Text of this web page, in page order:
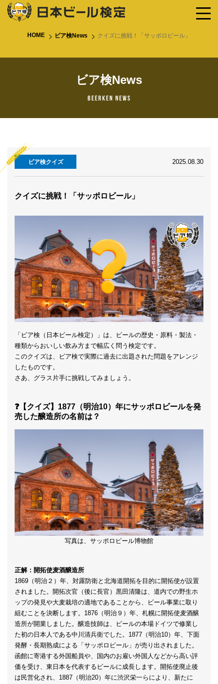
HOME ビア検News クイズに挑戦！「サッポロビール」
ビア検News
Beerken News
ビア検クイズ 2025.08.30
クイズに挑戦！「サッポロビール」
「ビア検（日本ビール検定）」は、ビールの歴史・原料・製法・
種類からおいしい飲み方まで幅広く問う検定です。
このクイズは、ビア検で実際に過去に出題された問題をアレンジ
したものです。
さあ、グラス片手に挑戦してみましょう。
❓【クイズ】1877（明治10）年にサッポロビールを発
売した醸造所の名前は？
写真は、サッポロビール博物館
正解：開拓使麦酒醸造所
1869（明治２）年、対露防衛と北海道開拓を目的に開拓使が設置
されました。開拓次官（後に長官）黒田清隆は、道内での野生ホ
ップの発見や大麦栽培の適地であることから、ビール事業に取り
組むことを決断します。1876（明治９）年、札幌に開拓使麦酒醸
造所が開業しました。醸造技師は、ビールの本場ドイツで修業し
た初の日本人である中川清兵衛でした。1877（明治10）年、下面
発酵・長期熟成による「サッポロビール」が売り出されました。
函館に寄港する外国船員や、国内のお雇い外国人などから高い評
価を受け、東日本を代表するビールに成長します。開拓使廃止後
は民営化され、1887（明治20）年に渋沢栄一らにより、新たに